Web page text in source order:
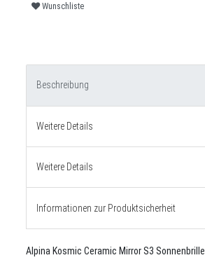
Wunschliste
Beschreibung
Weitere Details
Weitere Details
Informationen zur Produktsicherheit
Alpina Kosmic Ceramic Mirror S3 Sonnenbrille.